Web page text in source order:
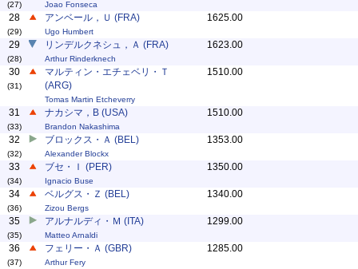
(27) Joao Fonseca
28
(29)
アンベール，Ｕ (FRA)
Ugo Humbert
1625.00
29
(28)
リンデルクネシュ，Ａ (FRA)
Arthur Rinderknech
1623.00
30
(31)
マルティン・エチェベリ・Ｔ
(ARG)
Tomas Martin Etcheverry
1510.00
31
(33)
ナカシマ，B (USA)
Brandon Nakashima
1510.00
32
(32)
ブロックス・Ａ (BEL)
Alexander Blockx
1353.00
33
(34)
ブセ・Ｉ (PER)
Ignacio Buse
1350.00
34
(36)
ベルグス・Ｚ (BEL)
Zizou Bergs
1340.00
35
(35)
アルナルディ・Ｍ (ITA)
Matteo Arnaldi
1299.00
36
(37)
フェリー・Ａ (GBR)
Arthur Fery
1285.00